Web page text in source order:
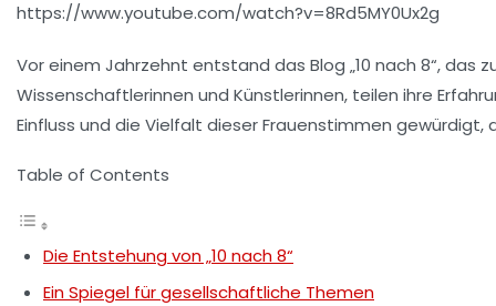
https://www.youtube.com/watch?v=8Rd5MY0Ux2g
Vor einem Jahrzehnt entstand das Blog „10 nach 8“,
Wissenschaftlerinnen und Künstlerinnen, teilen ihre
Einfluss und die Vielfalt dieser Frauenstimmen
Table of Contents
Die Entstehung von „10 nach 8“
Ein Spiegel für gesellschaftliche Themen